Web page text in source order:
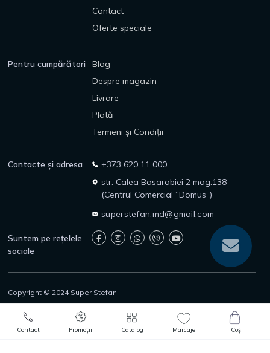
Contact Promoții Catalog Marcaje
0
Coș
Contact
Oferte speciale
Pentru cumpărători
Blog
Despre magazin
Livrare
Plată
Termeni și Condiții
Contacte și adresa
+373 620 11 000
str. Calea Basarabiei 2 mag.138
(Centrul Comercial “Domus”)
superstefan.md@gmail.com
Suntem pe rețelele
sociale
Copyright © 2024 Super Stefan
Politica de confidențialitate
Politica de returnare
Protecția consumatorilor